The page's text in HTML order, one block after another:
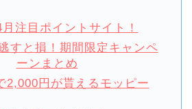
注目ポイントサイト！
すと損！期間限定キャンペ
ーンまとめ
2,000円が貰えるモッピー